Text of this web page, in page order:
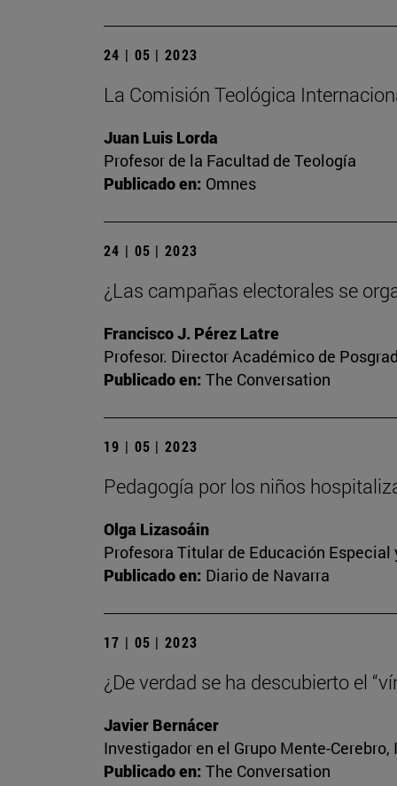
24 | 05 | 2023
La Comisión Teológica
Juan Luis Lorda
Profesor de la Facultad de Teología
Publicado en: Omnes
24 | 05 | 2023
¿Las campañas electorales se
Francisco J. Pérez Latre
Profesor. Director Académico de
Publicado en: The Conversation
19 | 05 | 2023
Pedagogía por los niños
Olga Lizasoáin
Profesora Titular de Educación
Publicado en: Diario de Navarra
17 | 05 | 2023
¿De verdad se ha descubierto el
Javier Bernácer
Investigador en el Grupo Mente-
Publicado en: The Conversation